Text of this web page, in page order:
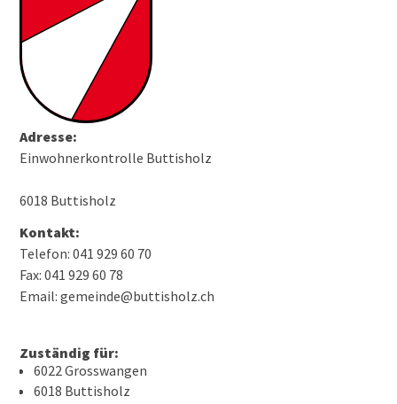
Adresse:
Einwohnerkontrolle Buttisholz
6018 Buttisholz
Kontakt:
Telefon: 041 929 60 70
Fax: 041 929 60 78
Email: gemeinde@buttisholz.ch
Zuständig für:
6022 Grosswangen
6018 Buttisholz